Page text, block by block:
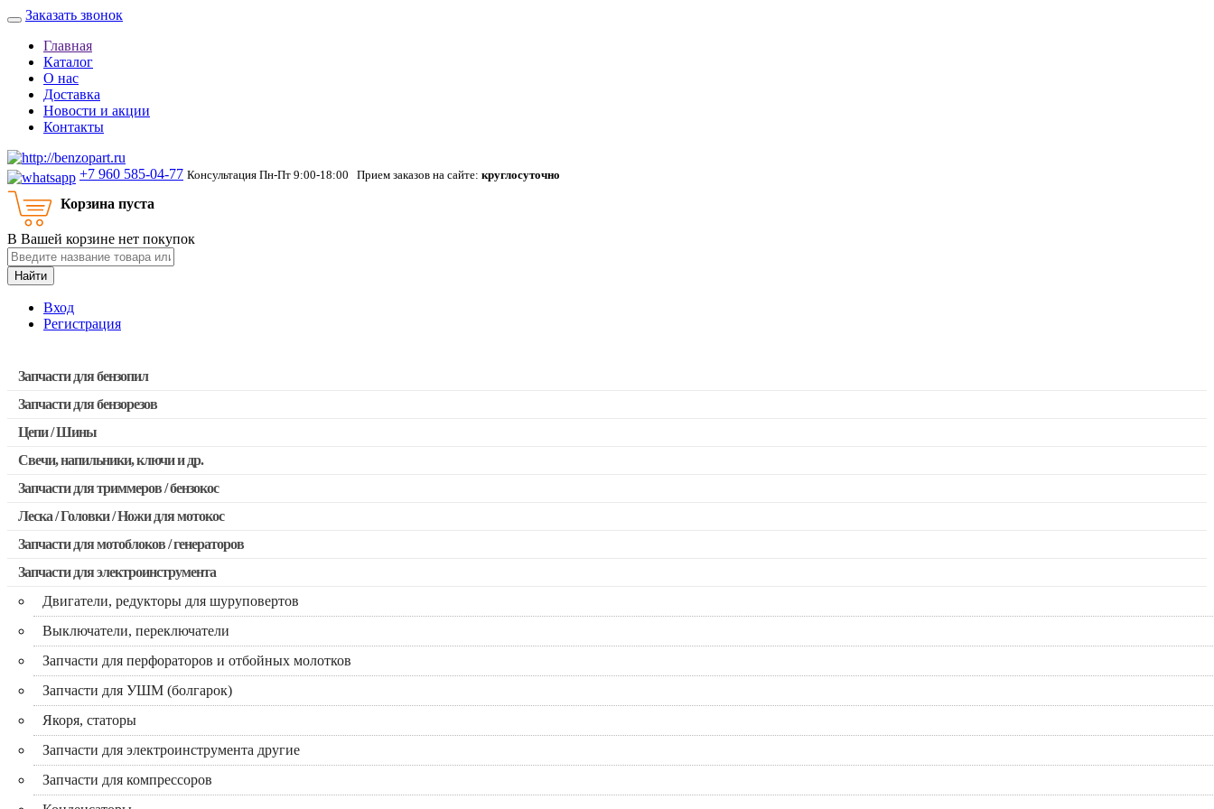
Заказать звонок
Главная
Каталог
О нас
Доставка
Новости и акции
Контакты
+7 960 585-04-77 Консультация Пн-Пт 9:00-18:00 Прием заказов на сайте: круглосуточно
Корзина пуста
В Вашей корзине нет покупок
Найти
Вход
Регистрация
Запчасти для бензопил
Запчасти для бензопил Stihl
Запчасти для бензопил Husqvarna, Partner
Запчасти для Китайских бензопил
Запчасти для бензопил Oleo-mac, Echo и др.
Запчасти для бензорезов
Цепи / Шины
Свечи, напильники, ключи и др.
Запчасти для триммеров / бензокос
Запчасти для Китайских триммеров
Запчасти для мотокос Stihl / Husqvarna / Oleo-mac / Echo и др.
Леска / Головки / Ножи для мотокос
Запчасти для мотоблоков / генераторов
Запчасти для электроинструмента
Двигатели, редукторы для шуруповертов
Выключатели, переключатели
Запчасти для перфораторов и отбойных молотков
Запчасти для УШМ (болгарок)
Якоря, статоры
Запчасти для электроинструмента другие
Запчасти для компрессоров